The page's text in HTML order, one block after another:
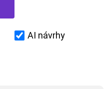
AI návrhy